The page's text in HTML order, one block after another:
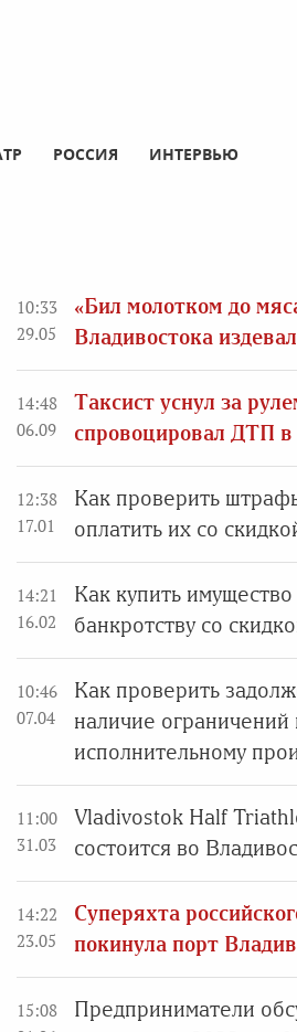
РОССИЯ ИНТЕРВЬЮ
10:33
29.05
«Бил молотком до
Владивостока
14:48
06.09
Таксист уснул за
спровоцировал ДТП
12:38
17.01
Как проверить
оплатить их со
14:21
16.02
Как купить
банкротству со
10:46
07.04
Как проверить
наличие ограничений
исполнительному
11:00
31.03
Vladivostok Half
состоится во
14:22
23.05
Суперяхта
покинула порт
15:08
Предприниматели